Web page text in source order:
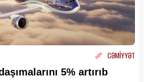
CƏMİYYƏT
5% artırıb